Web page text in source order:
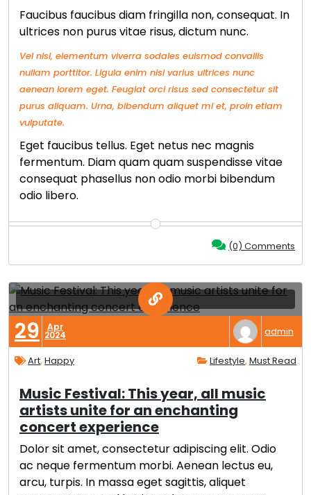
Faucibus faucibus diam fringilla non, consequat. In
ultrices non purus vitae risus, dictum nunc.
Vel nisl, elementum viverra sodales euismod convallis
nullam porttitor. Ligula enim nisi varius ultrices nunc
aenean lorem eget. Feugiat orci risus sed consectetur sit
purus aliquam. Urna, bibendum aliquet mi et, proin etiam
vulputate.
Eget faucibus tellus. Eget netus nec magnis
fermentum. Diam quam quam suspendisse vitae
consequat phasellus non odio morbi bibendum
odio libero.
(0) Comments
29 Apr
2024 admin
Art, Happy Lifestyle, Must Read
Music Festival: This year, all music
artists unite for an enchanting
concert experience
Dolor sit amet, consectetur adipiscing elit. Odio
ac neque fermentum morbi. Aenean lectus eu,
arcu, turpis. In massa eget sagittis, aliquet